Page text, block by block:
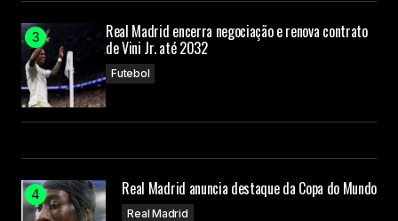
Real Madrid encerra negociação e renova contrato
de Vini Jr. até 2032
Futebol
Real Madrid anuncia destaque da Copa do Mundo
Real Madrid